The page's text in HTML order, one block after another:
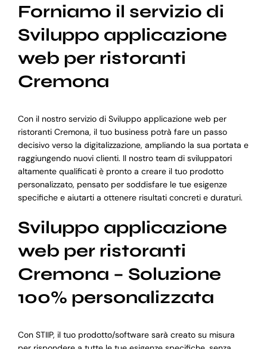
Forniamo il servizio di
Sviluppo applicazione
web per ristoranti
Cremona
Con il nostro servizio di Sviluppo applicazione web per
ristoranti Cremona, il tuo business potrà fare un passo
decisivo verso la digitalizzazione, ampliando la sua portata e
raggiungendo nuovi clienti. Il nostro team di sviluppatori
altamente qualificati è pronto a creare il tuo prodotto
personalizzato, pensato per soddisfare le tue esigenze
specifiche e aiutarti a ottenere risultati concreti e duraturi.
Sviluppo applicazione
web per ristoranti
Cremona – Soluzione
100% personalizzata
Con STIIP, il tuo prodotto/software sarà creato su misura